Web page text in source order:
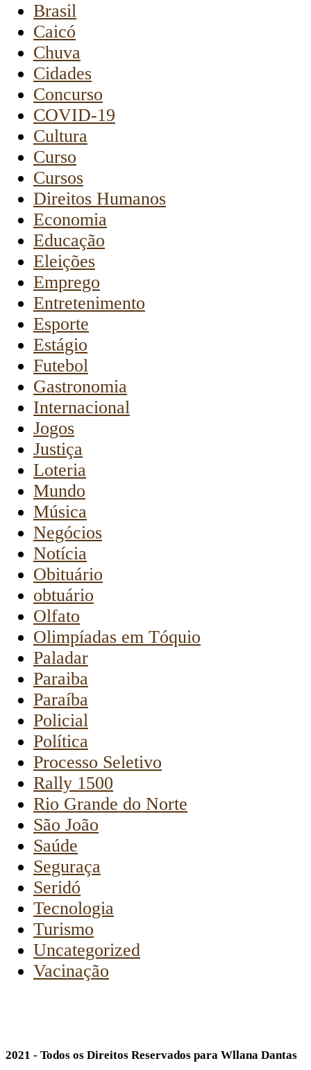
Brasil
Caicó
Chuva
Cidades
Concurso
COVID-19
Cultura
Curso
Cursos
Direitos Humanos
Economia
Educação
Eleições
Emprego
Entretenimento
Esporte
Estágio
Futebol
Gastronomia
Internacional
Jogos
Justiça
Loteria
Mundo
Música
Negócios
Notícia
Obituário
obtuário
Olfato
Olimpíadas em Tóquio
Paladar
Paraiba
Paraíba
Policial
Política
Processo Seletivo
Rally 1500
Rio Grande do Norte
São João
Saúde
Seguraça
Seridó
Tecnologia
Turismo
Uncategorized
Vacinação
2021 - Todos os Direitos Reservados para Wllana Dantas